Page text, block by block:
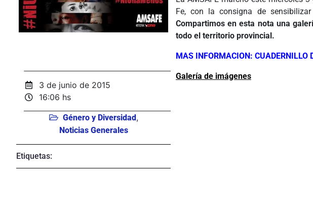
3 de junio de 2015
16:06 hs
Género y Diversidad ,
Noticias Generales
Etiquetas:
Fe, con la consigna de
Compartimos en esta nota una
todo el territorio provincial.
MAS INFORMACION: CUADERNILLO
Galería de imágenes